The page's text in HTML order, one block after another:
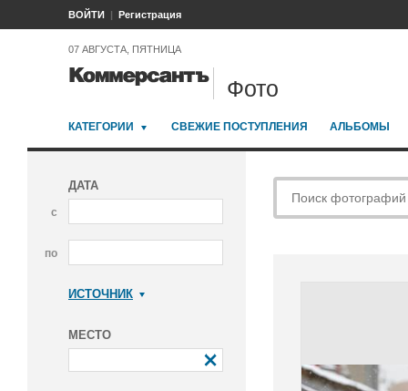
ВОЙТИ Регистрация
07 АВГУСТА, ПЯТНИЦА
Фото
КАТЕГОРИИ СВЕЖИЕ ПОСТУПЛЕНИЯ АЛЬБОМЫ
ДАТА
с
по
ИСТОЧНИК
МЕСТО